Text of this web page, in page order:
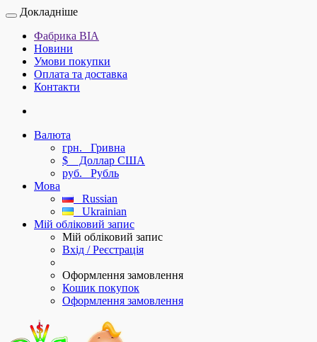
Докладніше
Фабрика ВІА
Новини
Умови покупки
Оплата та доставка
Контакти
Валюта
грн. Гривна
$
Доллар США
руб. Рубль
Мова
Russian
Ukrainian
Мій обліковий запис
Мій обліковий запис
Вхід / Реєстрація
Оформлення замовлення
Кошик покупок
Оформлення замовлення